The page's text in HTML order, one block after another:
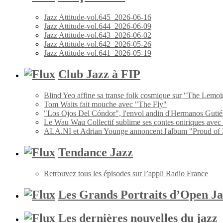
Jazz Attitude-vol.645_2026-06-16
Jazz Attitude-vol.644_2026-06-09
Jazz Attitude-vol.643_2026-06-02
Jazz Attitude-vol.642_2026-05-26
Jazz Attitude-vol.641_2026-05-19
Club Jazz à FIP
Blind Yeo affine sa transe folk cosmique sur "The
Tom Waits fait mouche avec "The Fly"
"Los Ojos Del Cóndor", l'envol andin d'Hermanos
Le Wau Wau Collectif sublime ses contes oniriques
ALA.NI et Adrian Younge annoncent l'album "Proud of
Tendance Jazz
Retrouvez tous les épisodes sur l’appli Radio France
Les Grands Portraits d’Open
Les dernières nouvelles du jazz